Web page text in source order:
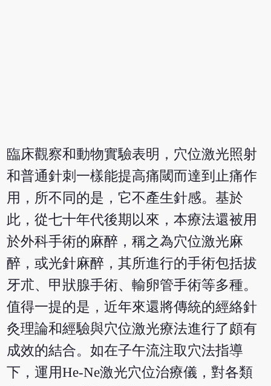
臨床觀察和動物實驗表明，穴位激光照射
和普通針刺一樣能提高痛閾而達到止痛作
用，所不同的是，它不產生針感。基於
此，從七十年代後期以來，本療法還被用
於外科手術的麻醉，稱之為穴位激光麻
醉，或光針麻醉，其所進行的手術包括拔
牙朮、甲狀腺手術、輸卵管手術等多種。
值得一提的是，近年來還將傳統的經絡針
灸理論和經驗與穴位激光療法進行了頗有
成效的結合。如在子午流注取穴法指導
下，運用He-Ne激光穴位治療儀，對各類